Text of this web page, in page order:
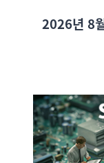
2026년 8